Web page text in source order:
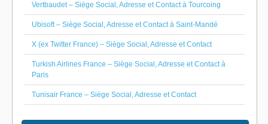
Vertbaudet – Siège Social, Adresse et Contact à Tourcoing
Ubisoft – Siège Social, Adresse et Contact à Saint-Mandé
X (ex Twitter France) – Siège Social, Adresse et Contact
Turkish Airlines France – Siège Social, Adresse et Contact à
Paris
Tunisair France – Siège Social, Adresse et Contact